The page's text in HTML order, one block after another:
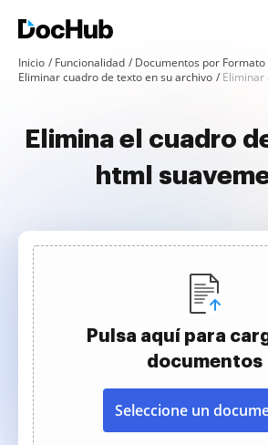
Inicio Funcionalidad
Documentos por
Eliminar cuadro de texto en su archivo
Eliminar
Elimina el cuadro
html
Pulsa aquí para
documentos
Seleccione un